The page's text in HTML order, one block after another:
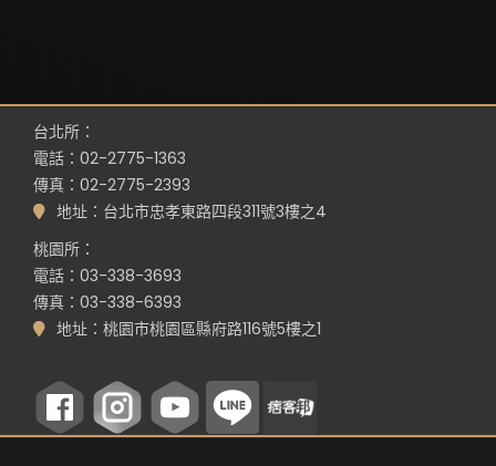
台北所：
電話：02-2775-1363
傳真：02-2775-2393
地址：台北市忠孝東路四段311號3樓之4
桃園所：
電話：03-338-3693
傳真：03-338-6393
地址：桃園市桃園區縣府路116號5樓之1